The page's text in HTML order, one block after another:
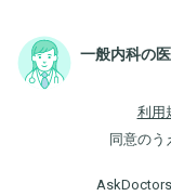
一般内科の
利用
同意のう